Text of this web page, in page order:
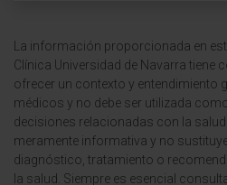
La información proporcionada en
Clínica Universidad de Navarra tiene
ofrecer un contexto y entendimiento
médicos y no debe ser utilizada
decisiones relacionadas con la
meramente informativa y no
diagnóstico, tratamiento o
la salud. Siempre es esencial